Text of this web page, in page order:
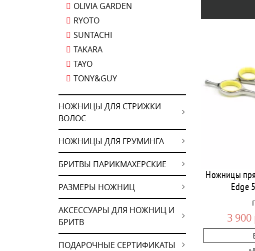
OLIVIA GARDEN
RYOTO
SUNTACHI
TAKARA
TAYO
TONY&GUY
НОЖНИЦЫ ДЛЯ СТРИЖКИ
ВОЛОС
НОЖНИЦЫ ДЛЯ ГРУМИНГА
БРИТВЫ ПАРИКМАХЕРСКИЕ
РАЗМЕРЫ НОЖНИЦ
АКСЕССУАРЫ ДЛЯ НОЖНИЦ И
БРИТВ
ПОДАРОЧНЫЕ СЕРТИФИКАТЫ
Ножницы
Edge
3 900